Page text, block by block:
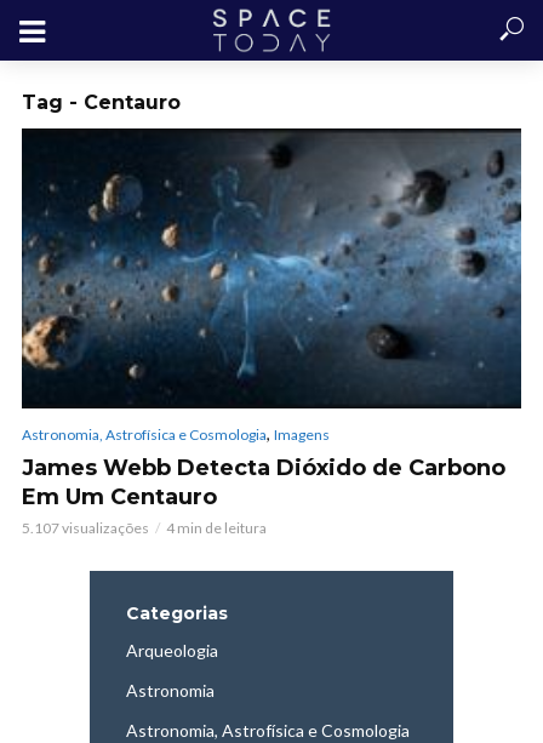
Tag - Centauro
Astronomia, Astrofísica e Cosmologia, Imagens
James Webb Detecta Dióxido de Carbono
Em Um Centauro
5.107 visualizações 4 min de leitura
Categorias
Arqueologia
Astronomia
Astronomia, Astrofísica e Cosmologia